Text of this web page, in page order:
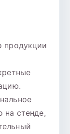
продукции
на стенде,